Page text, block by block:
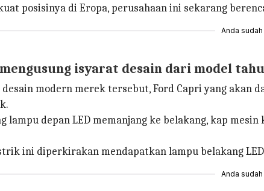
posisinya di Eropa, perusahaan ini sekarang
Anda sudah
isyarat desain dari model
modern merek tersebut, Ford Capri yang
lampu depan LED memanjang ke belakang, kap
ini diperkirakan mendapatkan lampu belakang
Anda sudah